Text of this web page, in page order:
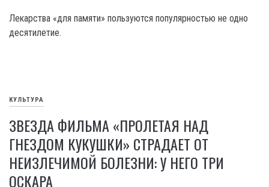
Лекарства «для памяти» пользуются популярностью не одно
десятилетие.
КУЛЬТУРА
ЗВЕЗДА ФИЛЬМА «ПРОЛЕТАЯ НАД
ГНЕЗДОМ КУКУШКИ» СТРАДАЕТ ОТ
НЕИЗЛЕЧИМОЙ БОЛЕЗНИ: У НЕГО ТРИ
ОСКАРА